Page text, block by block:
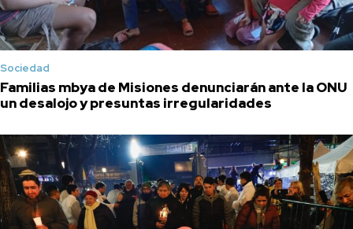
Sociedad
Familias mbya de Misiones denunciarán ante la ONU
un desalojo y presuntas irregularidades